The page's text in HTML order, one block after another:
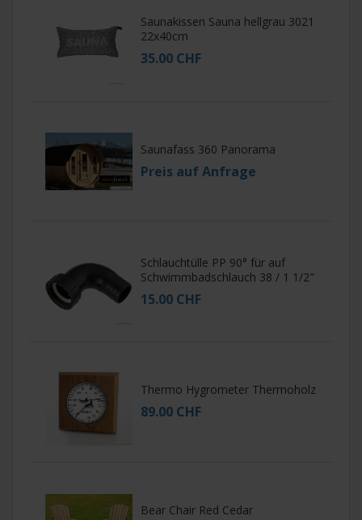
Saunakissen Sauna hellgrau 3021
22x40cm
35.00 CHF
Saunafass 360 Panorama
Preis auf Anfrage
Schlauchtülle PP 90° für auf
Schwimmbadschlauch 38 / 1 1/2"
15.00 CHF
Thermo Hygrometer Thermoholz
89.00 CHF
Bear Chair Red Cedar